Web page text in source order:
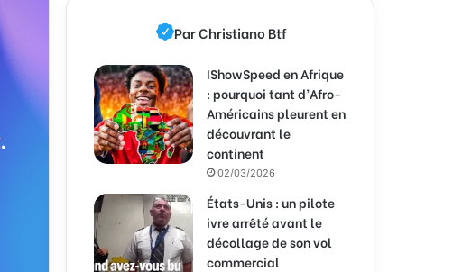
Par Christiano Btf
IShowSpeed en Afrique
: pourquoi tant d’Afro-
Américains pleurent en
découvrant le
continent
02/03/2026
États-Unis : un pilote
ivre arrêté avant le
décollage de son vol
commercial